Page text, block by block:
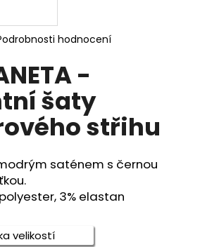
hodnocení
-
šaty
střihu
saténem s černou
3% elastan
velikostí
HLEDAT